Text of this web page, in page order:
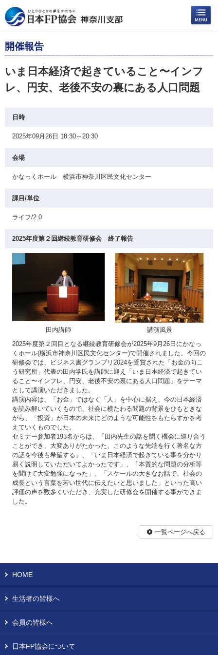
開催報告
いま日本経済で起きていること〜インフ
レ、円安、老後不安の裏にある人口問題
日時
2025年09月26日 18:30～20:30
会場
かなっくホール 横浜市神奈川区民文化センター
課目/単位
ライフ/2.0
2025年度第２回継続教育研修会 終了報告
田内講師
講演風景
2025年度第２回目となる継続教育研修会が2025年9月26日にかなっ
くホール(横浜市神奈川区民文化センター)で開催されました。今回の
研修会では、ビジネス書グランプリ2024を受賞された「お金の向こ
う研究所」代表の田内学氏を講師に迎え「いま日本経済で起きてい
ること〜インフレ、円安、老後不安の裏にある人口問題」をテーマ
として講演いただきました。
講演内容は、「お金」ではなく「人」を中心に据え、今の日本経済
を読み解いていくもので、社会に横たわる問題の背景をひもときな
がら、「投資」が日本の未来にどのような可能性をもたらすかを考
えていくものでした。
セミナー参加者193名からは、「田内先生の話を聞く機会に巡り合う
ことができ、大変ありがたかった、このような先端を行く著名な方
の話を今後も希望する」、「いま日本経済で起きている事を分かり
易く説明していただいてよかったです」、「本質的な問題の分析等
を聞けて大変勉強になった」、「スケールの大きなお話で、社会の
成長という言葉を若い世代に伝えたいと思いました」といった高い
評価の声を数多くいただき、充実した研修会を開催する事ができま
した。
一覧ページへ戻る
HOME
生活者の皆様へ
会員の皆様へ
日本FP協会について